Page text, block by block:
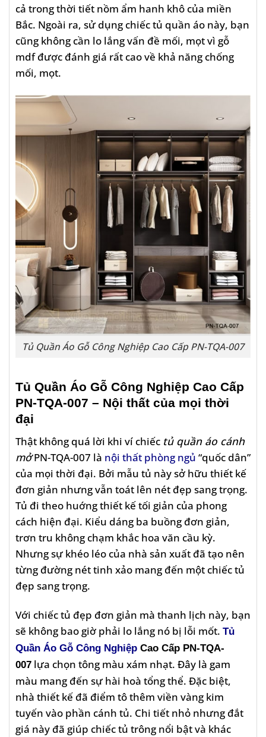
cả trong thời tiết nồm ẩm hanh khô của miền
Bắc. Ngoài ra, sử dụng chiếc tủ quần áo này, bạn
cũng không cần lo lắng vấn đề mối, mọt vì gỗ
mdf được đánh giá rất cao về khả năng chống
mối, mọt.
Tủ Quần Áo Gỗ Công Nghiệp Cao Cấp PN-TQA-007
Tủ Quần Áo Gỗ Công Nghiệp Cao Cấp
PN-TQA-007 – Nội thất của mọi thời
đại
Thật không quá lời khi ví chiếc tủ quần áo cánh
mởPN-TQA-007 là nội thất phòng ngủ “quốc dân”
của mọi thời đại. Bởi mẫu tủ này sở hữu thiết kế
đơn giản nhưng vẫn toát lên nét đẹp sang trọng.
Tủ đi theo huớng thiết kế tối giản của phong
cách hiện đại. Kiểu dáng ba buồng đơn giản,
trơn tru không chạm khắc hoa văn cầu kỳ.
Nhưng sự khéo léo của nhà sản xuất đã tạo nên
từng đường nét tinh xảo mang đến một chiếc tủ
đẹp sang trọng.
Với chiếc tủ đẹp đơn giản mà thanh lịch này, bạn
sẽ không bao giờ phải lo lắng nó bị lỗi mốt. Tủ
Quần Áo Gỗ Công Nghiệp Cao Cấp PN-TQA-
007 lựa chọn tông màu xám nhạt. Đây là gam
màu mang đến sự hài hoà tổng thể. Đặc biệt,
nhà thiết kế đã điểm tô thêm viền vàng kim
tuyến vào phần cánh tủ. Chi tiết nhỏ nhưng đắt
giá này đã giúp chiếc tủ trông nổi bật và khác